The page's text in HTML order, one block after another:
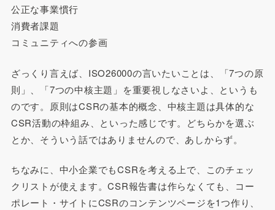
公正な事業慣行
消費者課題
コミュニティへの参画
ざっくり言えば、ISO26000の言いたいことは、「7つの原
則」、「7つの中核主題」を重要視しなさいよ、というも
のです。原則はCSRの基本的概念、中核主題は具体的な
CSR活動の枠組み、といった感じです。どちらかを選ぶ
とか、そういう話ではありませんので、あしからず。
ちなみに、中小企業でもCSRを考える上で、このチェッ
クリストが使えます。CSR報告書は作らなくても、コー
ポレート・サイトにCSRのコンテンツページを1つ作り、